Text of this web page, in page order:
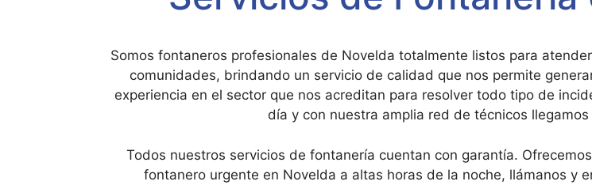
Somos fontaneros profesionales de Novelda totalmente listos para
comunidades, brindando un servicio de calidad que nos permite
experiencia en el sector que nos acreditan para resolver todo tipo de
día y con nuestra amplia red de técnicos
Todos nuestros servicios de fontanería cuentan con garantía.
fontanero urgente en Novelda a altas horas de la noche, llámanos y